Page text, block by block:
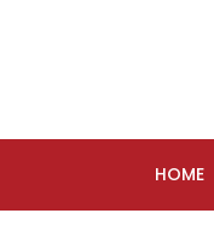
HOME